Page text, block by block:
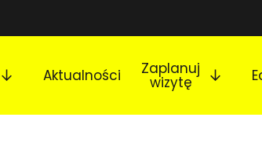
Aktualności Zaplanuj
wizytę